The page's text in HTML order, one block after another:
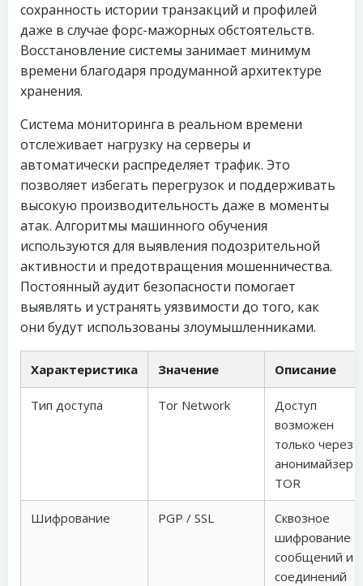
сохранность истории транзакций и профилей
даже в случае форс-мажорных обстоятельств.
Восстановление системы занимает минимум
времени благодаря продуманной архитектуре
хранения.
Система мониторинга в реальном времени
отслеживает нагрузку на серверы и
автоматически распределяет трафик. Это
позволяет избегать перегрузок и поддерживать
высокую производительность даже в моменты
атак. Алгоритмы машинного обучения
используются для выявления подозрительной
активности и предотвращения мошенничества.
Постоянный аудит безопасности помогает
выявлять и устранять уязвимости до того, как
они будут использованы злоумышленниками.
Характеристика Значение Описание
Тип доступа Tor Network
Доступ
возможен
только через
анонимайзер
TOR
Шифрование PGP / SSL
Сквозное
шифрование
сообщений и
соединений